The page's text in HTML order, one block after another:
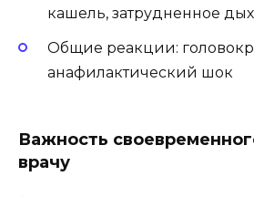
кашель, затрудненное
Общие реакции:
анафилактический шок
Важность
врачу